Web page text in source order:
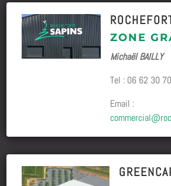
ZONE
Michaël BAILLY
Tel : 06 62 30
Email :